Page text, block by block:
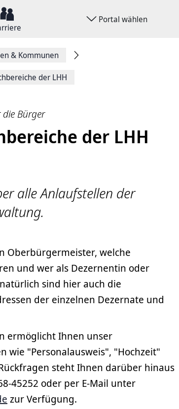
Portal wählen
& Kommunen
der LHH
Bürger
der LHH
alle Anlaufstellen der
Oberbürgermeister, welche
und wer als Dezernentin oder
sind hier auch die
der einzelnen Dezernate und
ermöglicht Ihnen unser
wie "Personalausweis", "Hochzeit"
steht Ihnen darüber hinaus
45252 oder per E-Mail unter
zur Verfügung.